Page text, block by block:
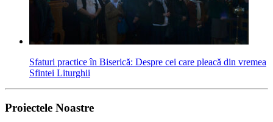
Sfaturi practice în Biserică: Despre cei care pleacă din vremea
Sfintei Liturghii
Proiectele Noastre